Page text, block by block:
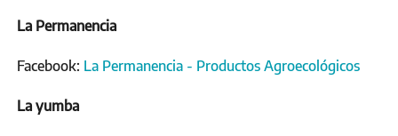
La Permanencia
Facebook: La Permanencia - Productos Agroecológicos
La yumba